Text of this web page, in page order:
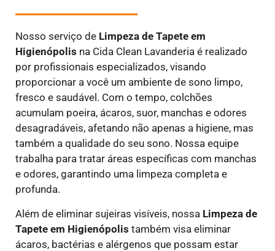
Nosso serviço de Limpeza de Tapete em
Higienópolis na Cida Clean Lavanderia é realizado
por profissionais especializados, visando
proporcionar a você um ambiente de sono limpo,
fresco e saudável. Com o tempo, colchões
acumulam poeira, ácaros, suor, manchas e odores
desagradáveis, afetando não apenas a higiene, mas
também a qualidade do seu sono. Nossa equipe
trabalha para tratar áreas específicas com manchas
e odores, garantindo uma limpeza completa e
profunda.
Além de eliminar sujeiras visíveis, nossa Limpeza de
Tapete em Higienópolis também visa eliminar
ácaros, bactérias e alérgenos que possam estar